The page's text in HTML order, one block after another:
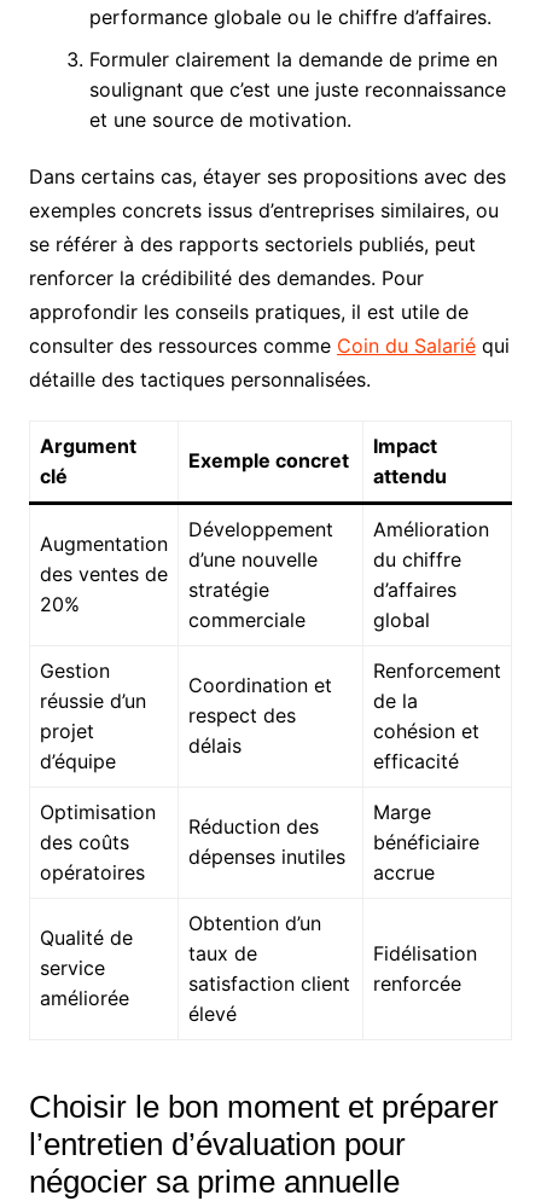
performance globale ou le chiffre d’affaires.
Formuler clairement la demande de prime en
soulignant que c’est une juste reconnaissance
et une source de motivation.
Dans certains cas, étayer ses propositions avec des
exemples concrets issus d’entreprises similaires, ou
se référer à des rapports sectoriels publiés, peut
renforcer la crédibilité des demandes. Pour
approfondir les conseils pratiques, il est utile de
consulter des ressources comme Coin du Salariéqui
détaille des tactiques personnalisées.
Argument
clé
Exemple concret
Impact
attendu
Augmentation
des ventes de
20%
Développement
d’une nouvelle
stratégie
commerciale
Amélioration
du chiffre
d’affaires
global
Gestion
réussie d’un
projet
d’équipe
Coordination et
respect des
délais
Renforcement
de la
cohésion et
efficacité
Optimisation
des coûts
opératoires
Réduction des
dépenses inutiles
Marge
bénéficiaire
accrue
Qualité de
service
améliorée
Obtention d’un
taux de
satisfaction client
élevé
Fidélisation
renforcée
Choisir le bon moment et préparer
l’entretien d’évaluation pour
négocier sa prime annuelle